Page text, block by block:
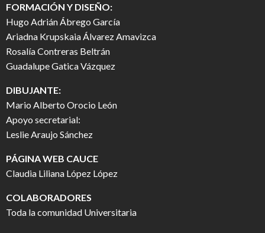
FORMACIÓN Y DISEÑO:
Hugo Adrián Ábrego García
Ariadna Krupskaia Álvarez Amavizca
Rosalía Contreras Beltrán
Guadalupe Gatica Vázquez
DIBUJANTE:
Mario Alberto Orocio León
Apoyo secretarial:
Leslie Araujo Sánchez
PÁGINA WEB CAUCE
Claudia Liliana López López
COLABORADORES
Toda la comunidad Universitaria